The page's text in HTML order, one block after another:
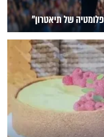
של תיאטרון"